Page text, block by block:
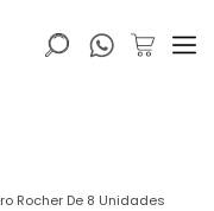
Rocher De 8 Unidades